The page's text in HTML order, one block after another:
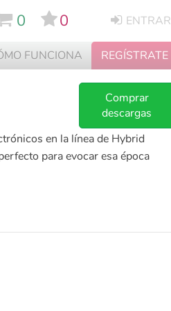
0 0 ENTRAR
FUNCIONA REGÍSTRATE
Comprar
descargas
en la línea de Hybrid
para evocar esa época